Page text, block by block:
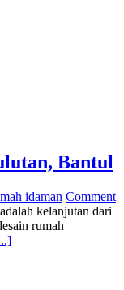
Bantul
idaman Comment
kelanjutan dari
rumah